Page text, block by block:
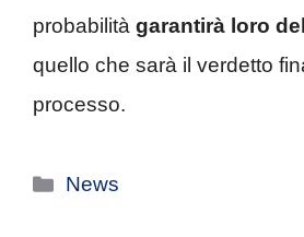
probabilità garantirà loro
quello che sarà il verdetto
processo.
Categorie
News